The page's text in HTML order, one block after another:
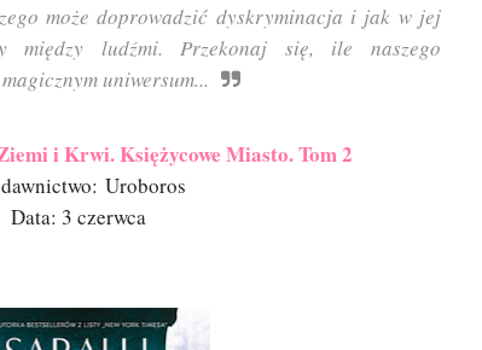
może doprowadzić dyskryminacja i jak w jej
między ludźmi. Przekonaj się, ile naszego
uniwersum...
i Krwi. Księżycowe Miasto. Tom 2
Uroboros
Data: 3 czerwca